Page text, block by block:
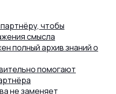
51ПЕРЕЗВОНИТЬ ВАМ?
чтобы
смысла
полный архив знаний о
помогают
не заменяет